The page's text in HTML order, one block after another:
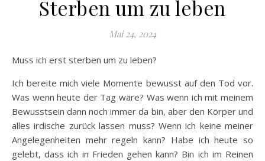
Sterben um zu leben
Mai 24, 2024
Muss ich erst sterben um zu leben?
Ich bereite mich viele Momente bewusst auf den Tod vor.
Was wenn heute der Tag wäre? Was wenn ich mit meinem
Bewusstsein dann noch immer da bin, aber den Körper und
alles irdische zurück lassen muss? Wenn ich keine meiner
Angelegenheiten mehr regeln kann? Habe ich heute so
gelebt, dass ich in Frieden gehen kann? Bin ich im Reinen